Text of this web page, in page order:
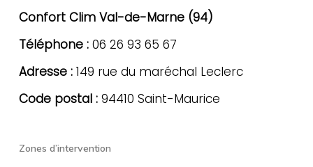
Confort Clim Val-de-Marne (94)
Téléphone :06 26 93 65 67
Adresse :149 rue du maréchal Leclerc
Code postal :94410 Saint-Maurice
Zones d’intervention